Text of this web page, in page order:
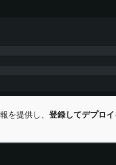
を提供し、 登録してデプロイ